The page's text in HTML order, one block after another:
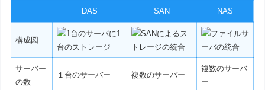
DAS SAN NAS
構成図
サーバー
の数
１台のサーバー 複数のサーバー
複数のサーバ
ー